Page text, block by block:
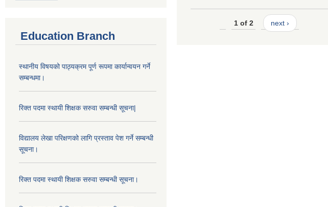
Education Branch
स्थानीय विषयको पाठ्यक्रम पूर्ण रूपमा कार्यान्वयन गर्ने
सम्बन्धमा।
रिक्त पदमा स्थायी शिक्षक सरुवा सम्बन्धी सूचना|
विद्यालय लेखा परिक्षणको लागि प्रस्ताव पेश गर्ने सम्बन्धी
सूचना।
रिक्त पदमा स्थायी शिक्षक सरुवा सम्बन्धी सूचना।
1 of 2 next ›